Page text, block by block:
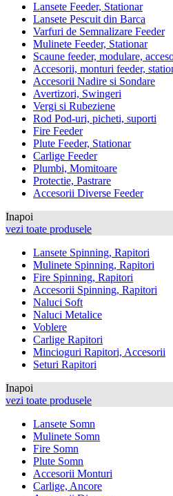
Lansete Feeder, Stationar
Lansete Pescuit din Barca
Varfuri de Semnalizare Feeder
Mulinete Feeder, Stationar
Scaune feeder, modulare,
Accesorii, monturi feeder,
Accesorii Nadire si Sondare
Avertizori, Swingeri
Vergi si Rubeziene
Rod Pod-uri, picheti, suporti
Fire Feeder
Plute Feeder, Stationar
Carlige Feeder
Plumbi, Momitoare
Protectie, Pastrare
Accesorii Diverse Feeder
Inapoi
vezi toate produsele
Lansete Spinning, Rapitori
Mulinete Spinning, Rapitori
Fire Spinning, Rapitori
Accesorii Spinning, Rapitori
Naluci Soft
Naluci Metalice
Voblere
Carlige Rapitori
Mincioguri Rapitori, Accesorii
Seturi Rapitori
Inapoi
vezi toate produsele
Lansete Somn
Mulinete Somn
Fire Somn
Plute Somn
Accesorii Monturi
Carlige, Ancore